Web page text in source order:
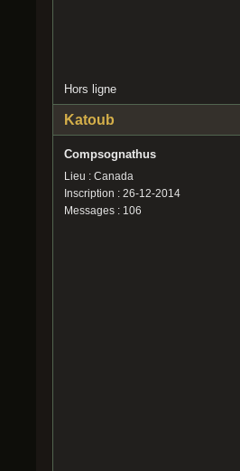
Hors ligne
Katoub
Compsognathus
Lieu : Canada
Inscription : 26-12-2014
Messages : 106